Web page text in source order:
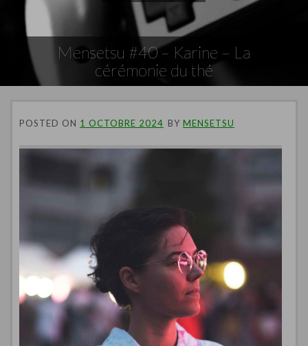
Mensetsu #40 – Karine – La
cérémonie du thé
POSTED ON 1 OCTOBRE 2024 BY MENSETSU